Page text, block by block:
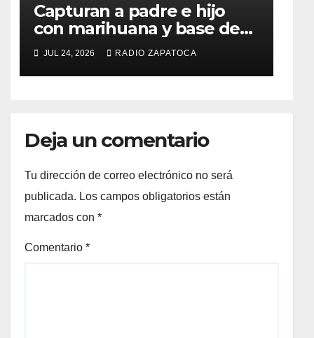
Capturan a padre e hijo
con marihuana y base de
coca en el barrio La
Merced de Zapatoca
JUL 24, 2026 RADIO ZAPATOCA
Deja un comentario
Tu dirección de correo electrónico no será
publicada. Los campos obligatorios están
marcados con *
Comentario *